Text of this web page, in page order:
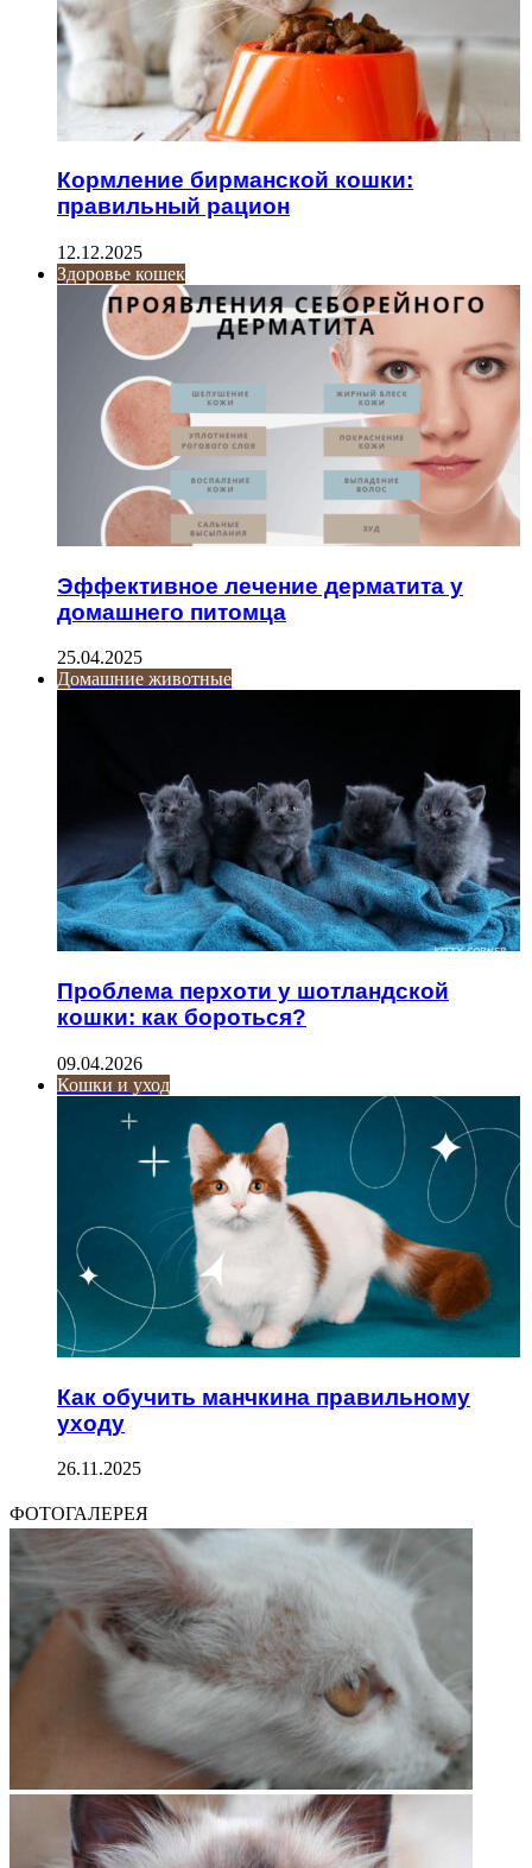
Кормление бирманской кошки:
правильный рацион
12.12.2025
Здоровье кошек
Эффективное лечение дерматита у
домашнего питомца
25.04.2025
Домашние животные
Проблема перхоти у шотландской
кошки: как бороться?
09.04.2026
Кошки и уход
Как обучить манчкина правильному
уходу
26.11.2025
ФОТОГАЛЕРЕЯ